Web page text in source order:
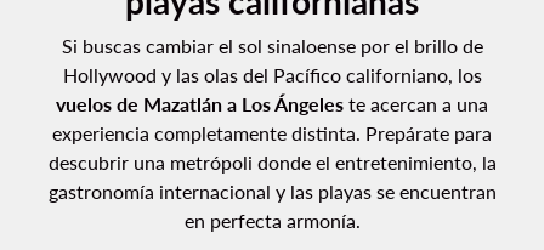
Si buscas cambiar el sol sinaloense por el brillo de
Hollywood y las olas del Pacífico californiano, los
vuelos de Mazatlán a Los Ángeles te acercan a una
experiencia completamente distinta. Prepárate para
descubrir una metrópoli donde el entretenimiento, la
gastronomía internacional y las playas se encuentran
en perfecta armonía.